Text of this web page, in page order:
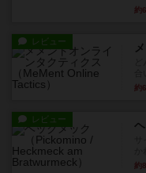
約
レビュー
約
レビュー
約